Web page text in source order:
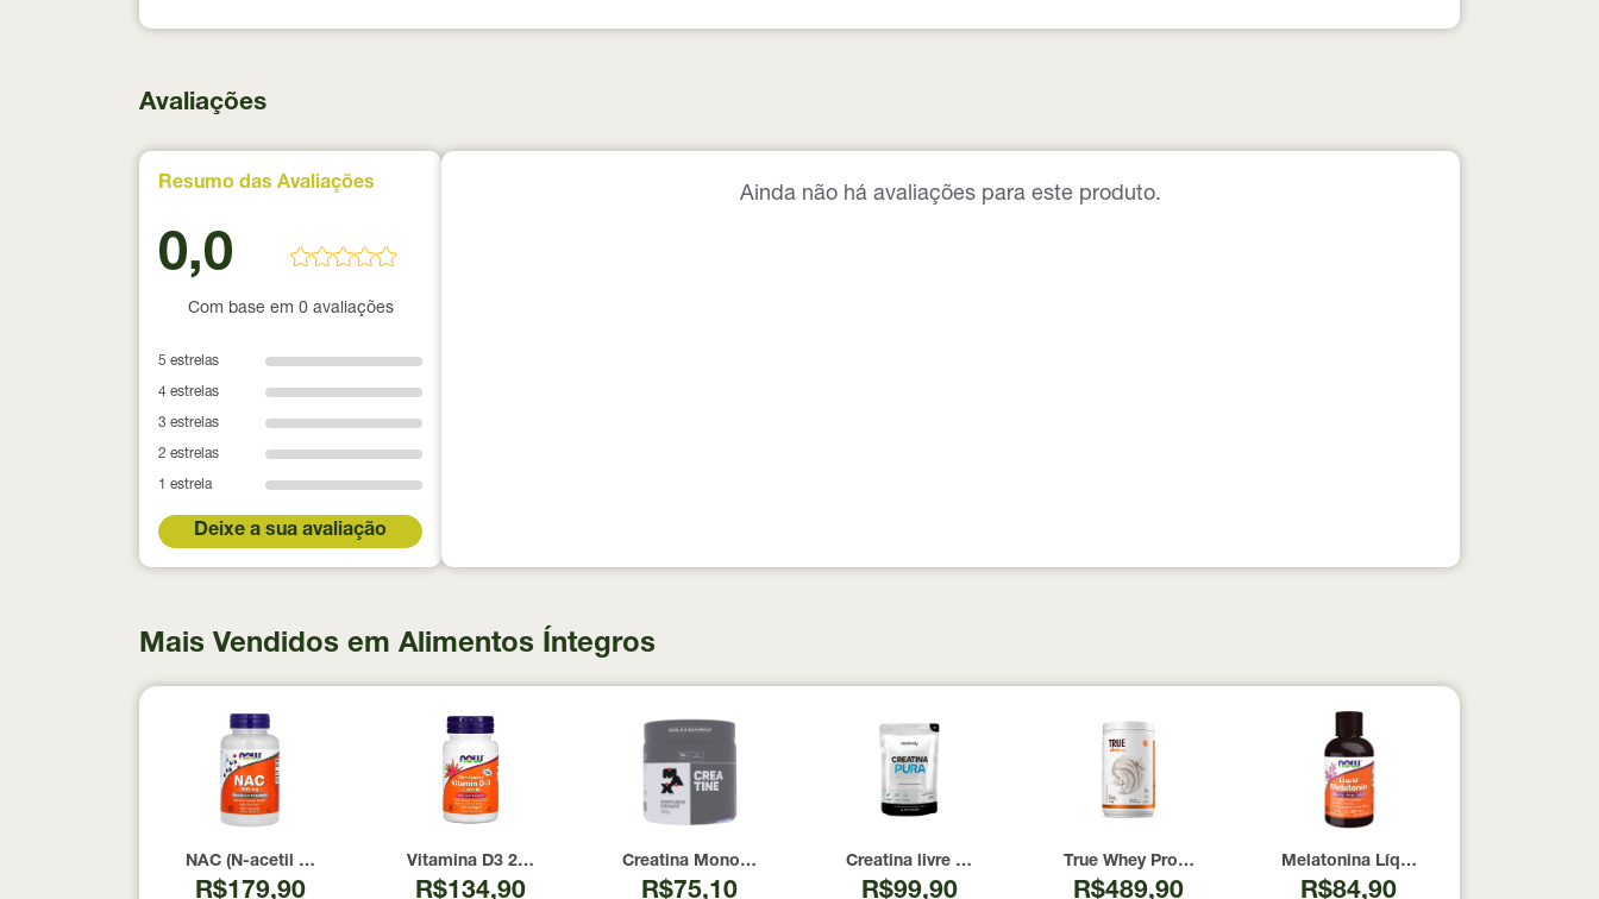
Avaliações
Resumo das Avaliações
0,0
Com base em 0 avaliações
5 estrelas
4 estrelas
3 estrelas
2 estrelas
1 estrela
Deixe a sua avaliação
Ainda não há avaliações para este produto.
Mais Vendidos em Alimentos Íntegros
NAC (N-acetil Cisteína) 600mg NOW Foods 100 Cápsulas
R$179,90
Vitamina D3 2000 UI Now Foods 240 Cápsulas
R$134,90
Creatina Monohidratada Max Titanium 300g
R$75,10
Creatina livre de metais pesados 100% pura com Laudo 300g Neobody Nutrition
R$99,90
True Whey Protein Coconut Icecream True Source 837g
R$489,90
Melatonina Líquida Now Foods 59ml
R$84,90